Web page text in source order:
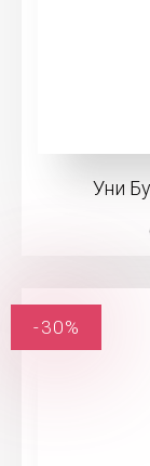
Уни
-30%